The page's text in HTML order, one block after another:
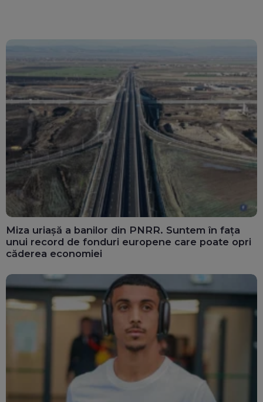
Miza uriașă a banilor din PNRR. Suntem în fața
unui record de fonduri europene care poate opri
căderea economiei